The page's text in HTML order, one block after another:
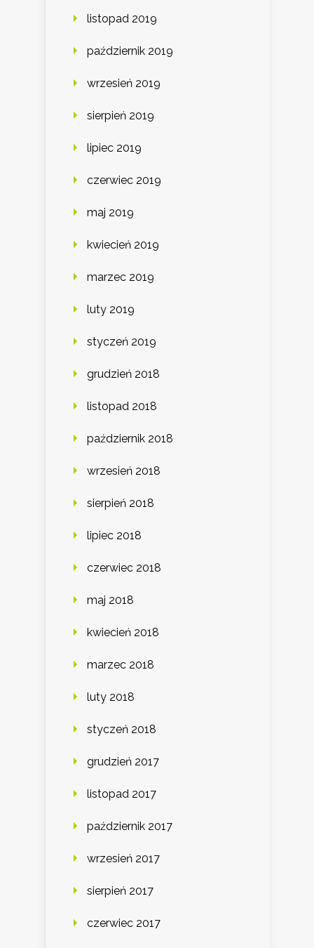
listopad 2019
październik 2019
wrzesień 2019
sierpień 2019
lipiec 2019
czerwiec 2019
maj 2019
kwiecień 2019
marzec 2019
luty 2019
styczeń 2019
grudzień 2018
listopad 2018
październik 2018
wrzesień 2018
sierpień 2018
lipiec 2018
czerwiec 2018
maj 2018
kwiecień 2018
marzec 2018
luty 2018
styczeń 2018
grudzień 2017
listopad 2017
październik 2017
wrzesień 2017
sierpień 2017
czerwiec 2017